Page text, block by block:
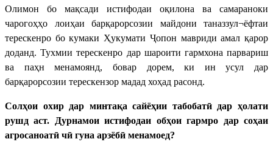
Олимон бо мақсади истифодаи оқилона ва самараноки
чарогоҳҳо лоиҳаи барқарорсозии майдони таназзул¬ёфтаи
терескенро бо кумаки Ҳукумати Ҷопон мавриди амал қарор
доданд. Тухмии терескенро дар шароити гармхона парвариш
ва паҳн менамоянд, бовар дорем, ки ин усул дар
барқарорсозии терескензор мадад хоҳад расонд.
Солҳои охир дар минтақа сайёҳии табобатӣ дар ҳолати
рушд аст. Дурнамои истифодаи обҳои гармро дар соҳаи
агросаноатӣ чӣ гуна арзёбӣ менамоед?